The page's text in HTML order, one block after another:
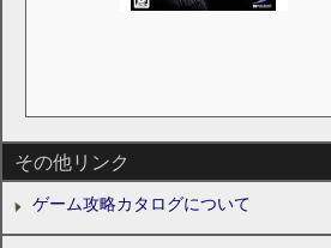
その他リンク
ゲーム攻略カタログについて